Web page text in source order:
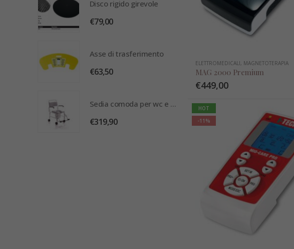
ELETTROMEDICALI, MAGNETOTERAPIA
MAG 2000 Premium
€449,00
HOT
-11%
Disco rigido girevole
€79,00
Asse di trasferimento
€63,50
Sedia comoda per wc e doccia
€319,90
Disco rigido girevole
€79,00
€63,50
319,90